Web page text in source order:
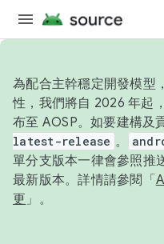
為配合主幹穩定開發模型
性，我們將自 2026 年起
布至 AOSP。如要建構及
latest-release 。
單分支版本一律會參照推
最新版本。詳情請參閱「
更 」。